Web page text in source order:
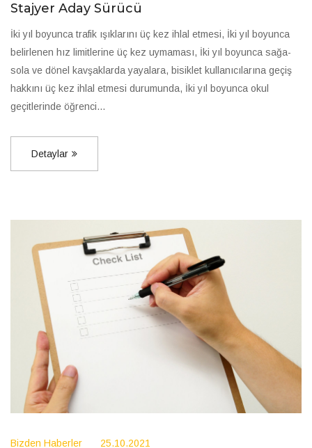
Stajyer Aday Sürücü
İki yıl boyunca trafik ışıklarını üç kez ihlal etmesi, İki yıl boyunca
belirlenen hız limitlerine üç kez uymaması, İki yıl boyunca sağa-
sola ve dönel kavşaklarda yayalara, bisiklet kullanıcılarına geçiş
hakkını üç kez ihlal etmesi durumunda, İki yıl boyunca okul
geçitlerinde öğrenci...
Detaylar
Bizden Haberler 25.10.2021